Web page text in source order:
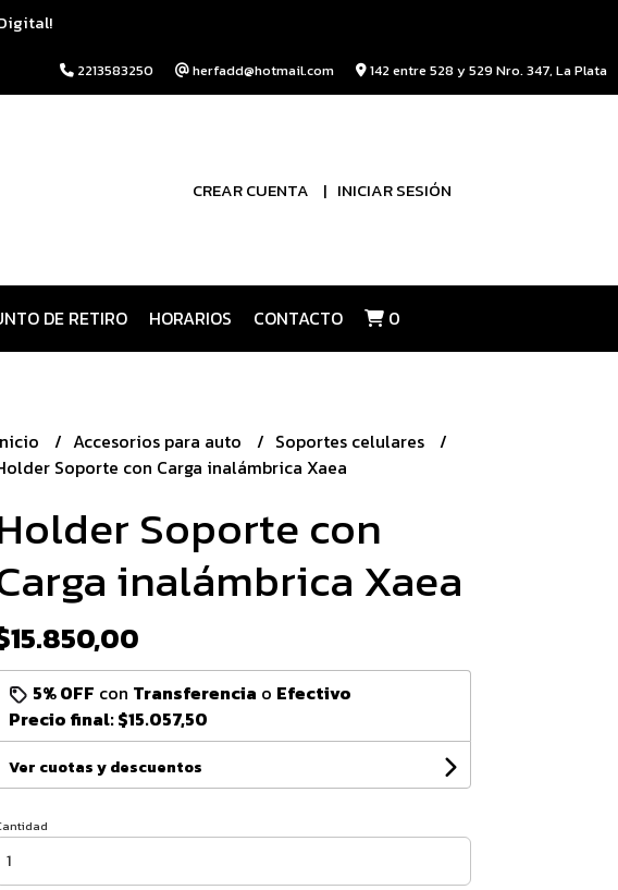
2213583250 herfadd@hotmail.com 142 entre 528 y 529 Nro. 347, La Plata
CREAR CUENTA INICIAR SESIÓN
DE RETIRO HORARIOS CONTACTO 0
Accesorios para auto
Soportes celulares
Soporte con Carga inalámbrica Xaea
Soporte con
inalámbrica Xaea
5% OFF con Transferencia o Efectivo
Precio final:$15.057,50
Ver cuotas y descuentos